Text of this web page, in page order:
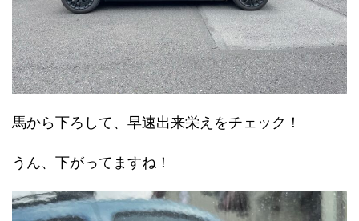
馬から下ろして、早速出来栄えをチェック！
うん、下がってますね！